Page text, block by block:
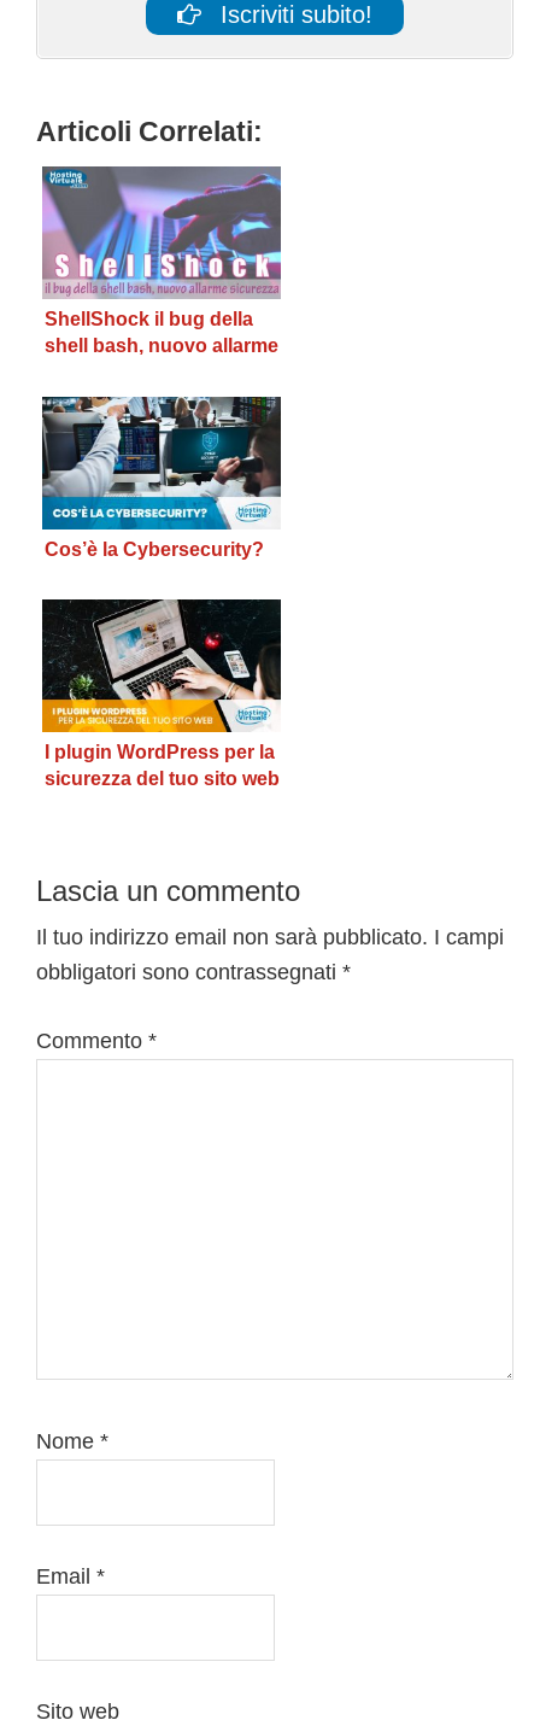
Iscriviti subito!
Articoli Correlati:
ShellShock il bug della
shell bash, nuovo allarme
Cos’è la Cybersecurity?
I plugin WordPress per la
sicurezza del tuo sito web
Interazioni
del
lettore
Lascia un commento
Il tuo indirizzo email non sarà pubblicato. I campi
obbligatori sono contrassegnati *
Commento *
Nome *
Email *
Sito web